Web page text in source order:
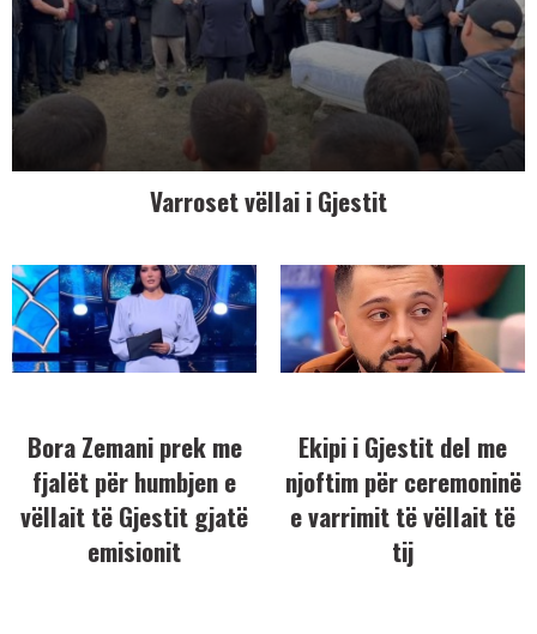
Varroset vëllai i Gjestit
Bora Zemani prek me
fjalët për humbjen e
vëllait të Gjestit gjatë
emisionit
Ekipi i Gjestit del me
njoftim për ceremoninë
e varrimit të vëllait të
tij